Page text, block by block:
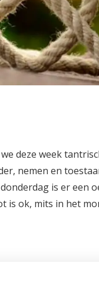
deze week
nemen en
is er een
is ok, mits in het